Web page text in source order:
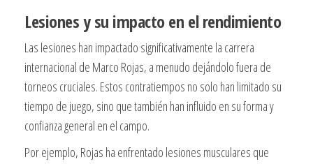
Lesiones y su impacto en el rendimiento
Las lesiones han impactado significativamente la carrera
internacional de Marco Rojas, a menudo dejándolo fuera de
torneos cruciales. Estos contratiempos no solo han limitado su
tiempo de juego, sino que también han influido en su forma y
confianza general en el campo.
Por ejemplo, Rojas ha enfrentado lesiones musculares que